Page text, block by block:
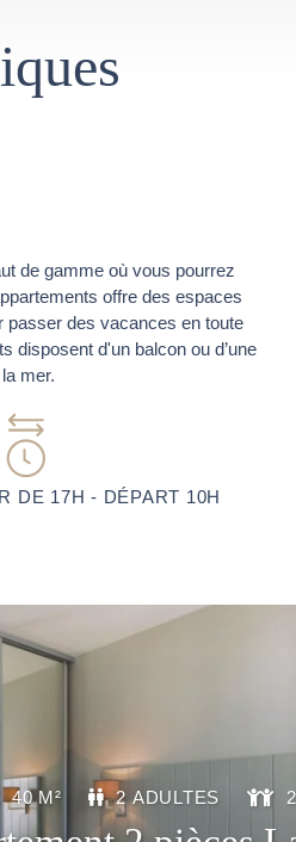
de gamme où vous pourrez
offre des espaces
passer des vacances en toute
disposent d'un balcon ou d’une
mer.
DE 17H - DÉPART 10H
40 M² 2 ADULTES